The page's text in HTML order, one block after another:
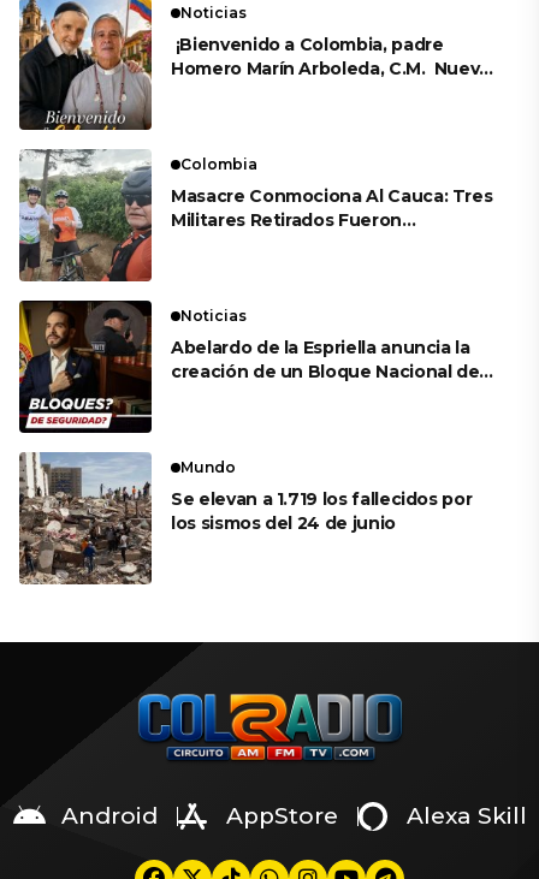
Noticias
¡Bienvenido a Colombia, padre
Homero Marín Arboleda, C.M. Nuevo
Colombia
Masacre Conmociona Al Cauca: Tres
Militares Retirados Fueron
Noticias
Abelardo de la Espriella anuncia la
creación de un Bloque Nacional de
Mundo
Se elevan a 1.719 los fallecidos por
los sismos del 24 de junio
Android AppStore Alexa Skill